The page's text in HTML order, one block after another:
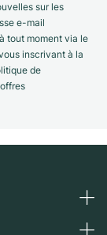
sur les
e-mail
tout moment via le
inscrivant à la
de